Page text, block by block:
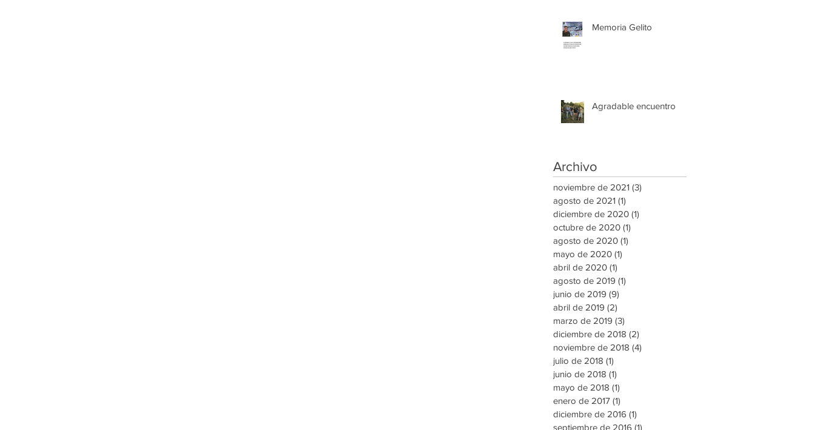
Memoria Gelito
Agradable encuentro
Archivo
noviembre de 2021 (3)
agosto de 2021 (1)
diciembre de 2020 (1)
octubre de 2020 (1)
agosto de 2020 (1)
mayo de 2020 (1)
abril de 2020 (1)
agosto de 2019 (1)
junio de 2019 (9)
abril de 2019 (2)
marzo de 2019 (3)
diciembre de 2018 (2)
noviembre de 2018 (4)
julio de 2018 (1)
junio de 2018 (1)
mayo de 2018 (1)
enero de 2017 (1)
diciembre de 2016 (1)
septiembre de 2016 (1)